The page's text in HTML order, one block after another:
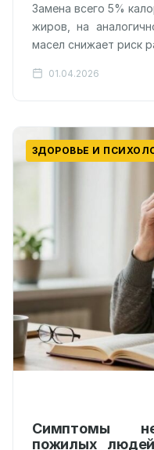
Замена всего 5%
жиров, на
масел снижает риск
01.04.2026
ЗДОРОВЬЕ И
Симптомы
пожилых